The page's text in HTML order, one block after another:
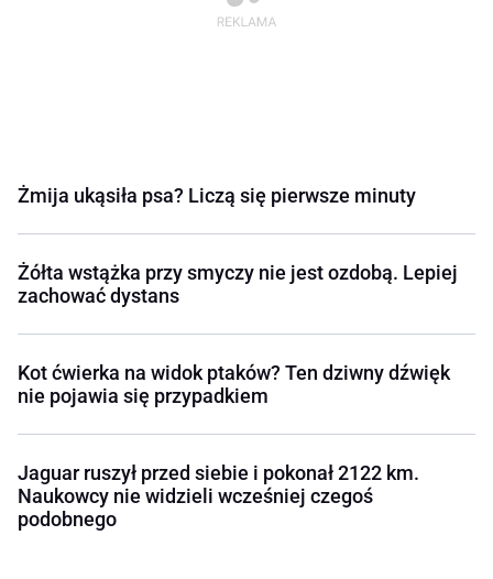
Żmija ukąsiła psa? Liczą się pierwsze minuty
Żółta wstążka przy smyczy nie jest ozdobą. Lepiej
zachować dystans
Kot ćwierka na widok ptaków? Ten dziwny dźwięk
nie pojawia się przypadkiem
Jaguar ruszył przed siebie i pokonał 2122 km.
Naukowcy nie widzieli wcześniej czegoś
podobnego